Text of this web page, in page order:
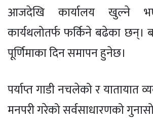
आजदेखि कार्यालय खुल्ने
कार्यथलोतर्फ फर्किने बढेका छन्।
पूर्णिमाका दिन समापन हुनेछ।
पर्याप्त गाडी नचलेको र यातायात
मनपरी गरेको सर्वसाधारणको